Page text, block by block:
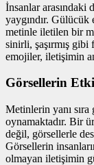
İnsanlar arasındaki
yaygındır. Gülücük
metinle iletilen bir
sinirli, şaşırmış
emojiler, iletişimin
Görsellerin
Metinlerin yanı
oynamaktadır. Bir
değil, görsellerle
Görsellerin
olmayan iletişimin